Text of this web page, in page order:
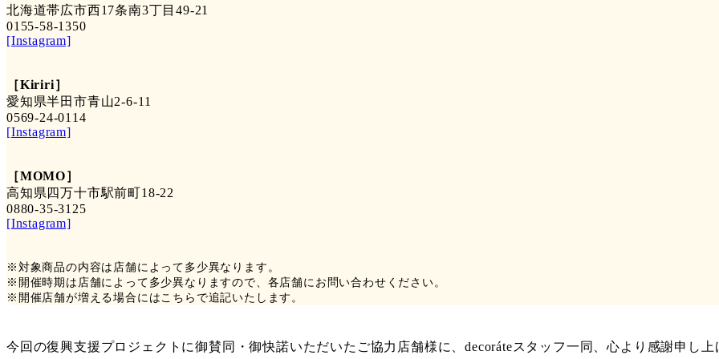
北海道帯広市西17条南3丁目49-21
0155-58-1350
[Instagram]
［Kiriri］
愛知県半田市青山2-6-11
0569-24-0114
[Instagram]
［MOMO］
高知県四万十市駅前町18-22
0880-35-3125
[Instagram]
※対象商品の内容は店舗によって多少異なります。
※開催時期は店舗によって多少異なりますので、各店舗にお問い合わせください。
※開催店舗が増える場合にはこちらで追記いたします。
今回の復興支援プロジェクトに御賛同・御快諾いただいたご協力店舗様に、decoráteスタッフ一同、心より感謝申し上